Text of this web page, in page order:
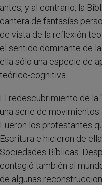
antes, y al contrario, la
cantera de fantasías
de vista de la reflexión
el sentido dominante de
ella sólo una especie de
teórico-cognitiva.
El redescubrimiento de
una serie de movimientos
Fueron los protestantes
Escritura e hicieron de
Sociedades Bíblicas.
contagió también al
de algunas